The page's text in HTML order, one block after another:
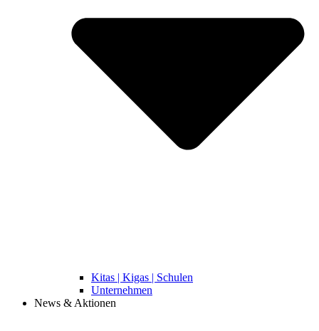
Kitas | Kigas | Schulen
Unternehmen
News & Aktionen